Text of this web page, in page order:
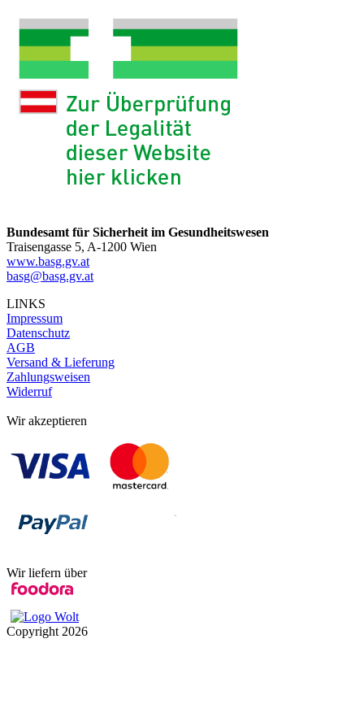
Bundesamt für Sicherheit im Gesundheitswesen
Traisengasse 5, A-1200 Wien
www.basg.gv.at
basg@basg.gv.at
LINKS
Impressum
Datenschutz
AGB
Versand & Lieferung
Zahlungsweisen
Widerruf
Wir akzeptieren
Wir liefern über
Copyright 2026